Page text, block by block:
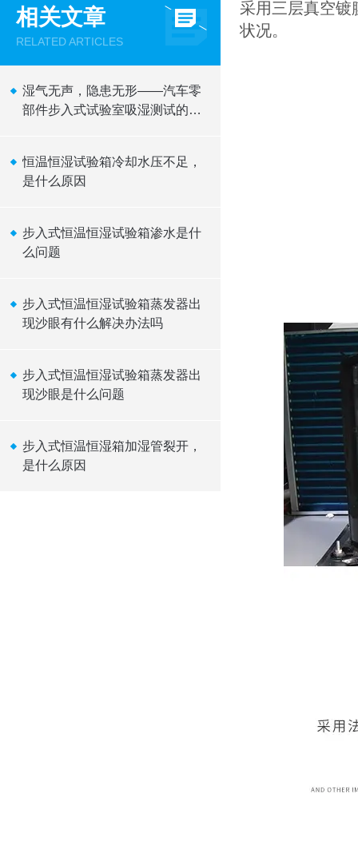
相关文章
RELATED ARTICLES
湿气无声，隐患无形——汽车零
部件步入式试验室吸湿测试的必
恒温恒湿试验箱冷却水压不足，
是什么原因
步入式恒温恒湿试验箱渗水是什
么问题
步入式恒温恒湿试验箱蒸发器出
现沙眼有什么解决办法吗
步入式恒温恒湿试验箱蒸发器出
现沙眼是什么问题
步入式恒温恒湿箱加湿管裂开，
是什么原因
采用三层真空镀
状况。